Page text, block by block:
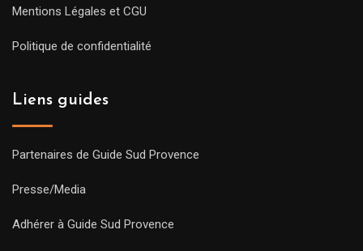
Mentions Légales et CGU
Politique de confidentialité
Liens guides
Partenaires de Guide Sud Provence
Presse/Media
Adhérer à Guide Sud Provence